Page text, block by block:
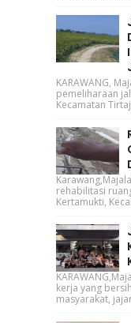
KARAWANG,
pemeliharaan
Kecamatan
rehabilitasi
Kertamukti,
kerja yang
masyarakat,